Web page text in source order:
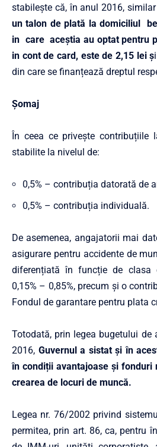
stabilește că, în anul 2016,
un talon de plată la domiciliul
in care aceștia au optat pentru
in cont de card, este de 2,15 lei ș
din care se finanțează dreptul
Șomaj
În ceea ce privește contribuțiile
stabilite la nivelul de:
0,5% – contribuția datorată de
0,5% – contribuția individuală.
De asemenea, angajatorii mai
asigurare pentru accidente de
diferențiată în funcție de clasa
0,15% – 0,85%, precum și o
Fondul de garantare pentru plata
Totodată, prin legea bugetului de
2016, Guvernul a sistat și în
în condiții avantajoase și fonduri
crearea de locuri de muncă.
Legea nr. 76/2002 privind
permitea, prin art. 86, ca, pentru